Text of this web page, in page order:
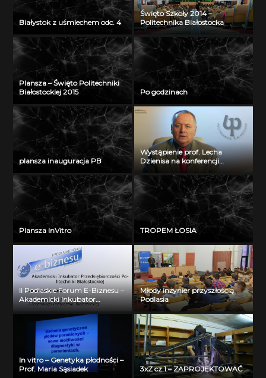
Białystok z uśmiechem odc. 4
Święto Szkoły 2014 –
Politechnika Białostocka
Plansza – Święto Politechniki
Białostockiej 2015
Po godzinach
plansza inauguracja PB
Wystąpienie prof. Lecha
Dzienisa na konferencji
„Integration, partnership and
innovations in civil engineering
and education”
Plansza InVitro TROPEM ŁOSIA
II Podlaskie Forum E-Biznesu –
Akademicki Inkubator
Przedsiębiorczości Politechniki
Białostockiej – Jerzy Muszyński
Młody inżynier przyszłością
Podlasia
In vitro – Genetyka płodności –
Prof. Maria Sąsiadek
3xZ cz.1 – ZAPROJEKTOWAĆ